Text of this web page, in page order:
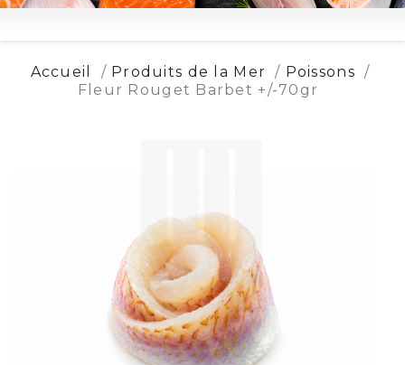
Accueil Produits de la Mer
Poissons
Fleur Rouget Barbet +/-70gr